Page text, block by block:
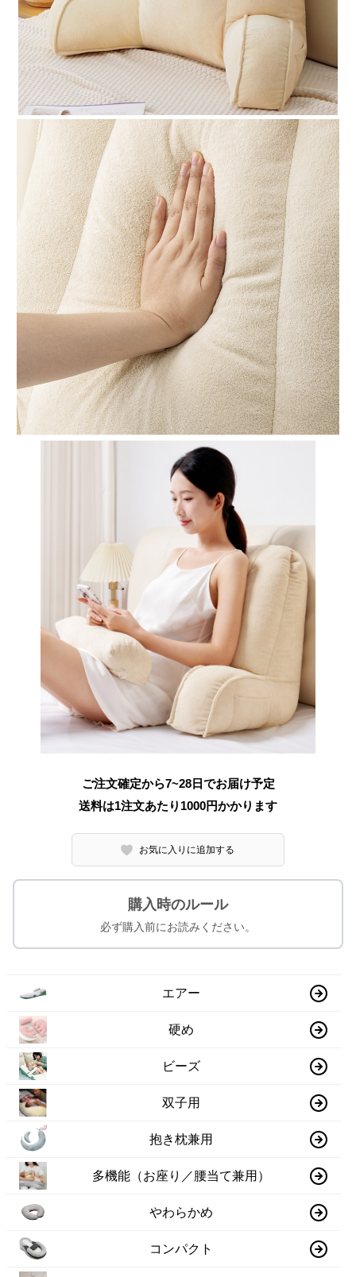
ご注文確定から7~28日でお届け予定
送料は1注文あたり 1000円かかります
お気に入りに追加する
購入時のルール
必ず購入前にお読みください。
エアー
硬め
ビーズ
双子用
抱き枕兼用
多機能（お座り／腰当て兼用）
やわらかめ
コンパクト